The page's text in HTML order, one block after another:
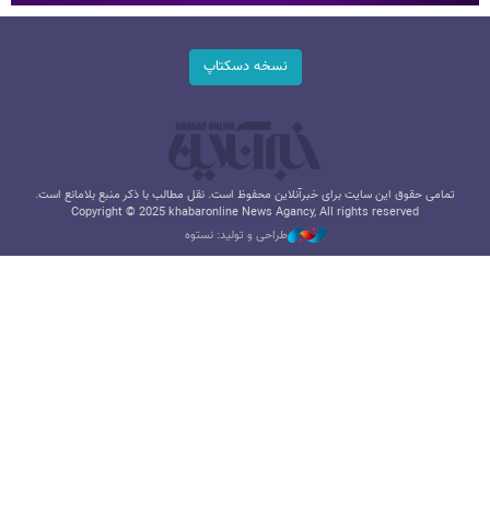
نسخه دسکتاپ
تمامی حقوق این سایت برای خبرآنلاین محفوظ است. نقل مطالب با ذکر منبع بلامانع است.
Copyright © 2025 khabaronline News Agancy, All rights reserved
طراحی و تولید: نستوه